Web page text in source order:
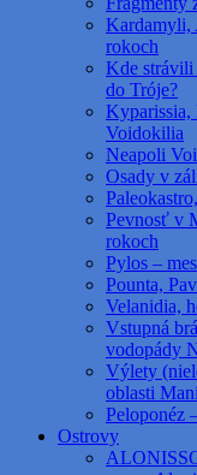
Kardamyli,
rokoch
Kde strávili
do Tróje?
Kyparissia,
Voidokilia
Neapoli
Osady v
Pevnosť v
rokoch
Pylos –
Pounta,
Velanidia,
Vstupná
vodopády
Výlety
oblasti Mani
Peloponéz
Ostrovy